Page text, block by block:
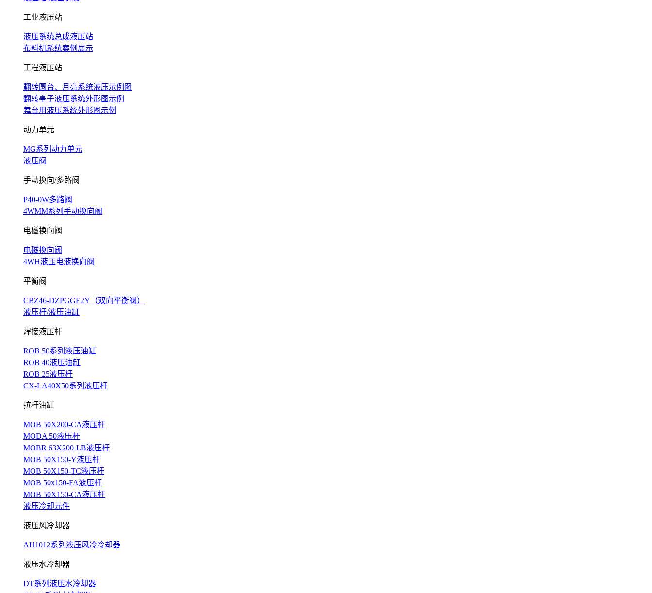
工业液压站
液压系统总成液压站
布料机系统案例展示
工程液压站
翻转圆台、月亮系统液压示例图
翻转亭子液压系统外形图示例
舞台用液压系统外形图示例
动力单元
MG系列动力单元
液压阀
手动换向/多路阀
P40-0W多路阀
4WMM系列手动换向阀
电磁换向阀
电磁换向阀
4WH液压电液换向阀
平衡阀
CBZ46-DZPGGE2Y（双向平衡阀）
液压杆/液压油缸
焊接液压杆
ROB 50系列液压油缸
ROB 40液压油缸
ROB 25液压杆
CX-LA40X50系列液压杆
拉杆油缸
MOB 50X200-CA液压杆
MODA 50液压杆
MOBR 63X200-LB液压杆
MOB 50X150-Y液压杆
MOB 50X150-TC液压杆
MOB 50x150-FA液压杆
MOB 50X150-CA液压杆
液压冷却元件
液压风冷却器
AH1012系列液压风冷冷却器
液压水冷却器
DT系列液压水冷却器